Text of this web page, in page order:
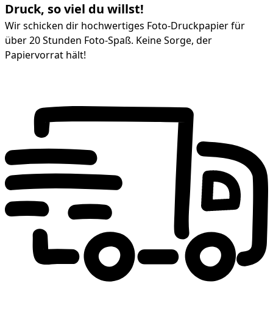
Druck, so viel du willst!
Wir schicken dir hochwertiges Foto-Druckpapier für
über 20 Stunden Foto-Spaß. Keine Sorge, der
Papiervorrat hält!